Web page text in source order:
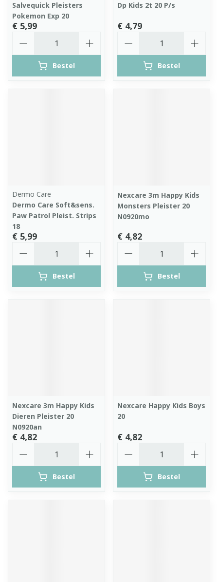
Salvequick Pleisters
Pokemon Exp 20
€ 5,99
Bestel
Dp Kids 2t 20 P/s
€ 4,79
Bestel
Dermo Care
Dermo Care Soft&sens.
Paw Patrol Pleist. Strips
18
€ 5,99
Bestel
Nexcare 3m Happy Kids
Monsters Pleister 20
N0920mo
€ 4,82
Bestel
Nexcare 3m Happy Kids
Dieren Pleister 20
N0920an
€ 4,82
Bestel
Nexcare Happy Kids Boys
20
€ 4,82
Bestel